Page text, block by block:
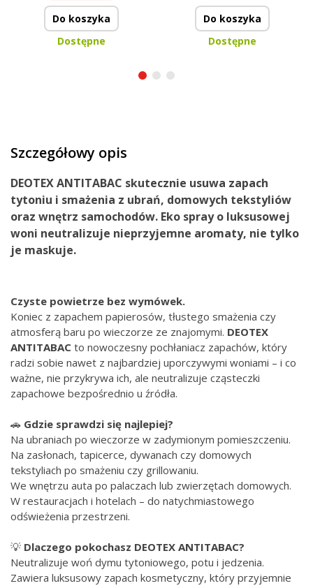
Do koszyka
Dostępne
Do koszyka
Dostępne
Szczegółowy opis
DEOTEX ANTITABAC skutecznie usuwa zapach
tytoniu i smażenia z ubrań, domowych tekstyliów
oraz wnętrz samochodów. Eko spray o luksusowej
woni neutralizuje nieprzyjemne aromaty, nie tylko
je maskuje.
Czyste powietrze bez wymówek.
Koniec z zapachem papierosów, tłustego smażenia czy
atmosferą baru po wieczorze ze znajomymi. DEOTEX
ANTITABAC to nowoczesny pochłaniacz zapachów, który
radzi sobie nawet z najbardziej uporczywymi woniami – i co
ważne, nie przykrywa ich, ale neutralizuje cząsteczki
zapachowe bezpośrednio u źródła.
🚗 Gdzie sprawdzi się najlepiej?
Na ubraniach po wieczorze w zadymionym pomieszczeniu.
Na zasłonach, tapicerce, dywanach czy domowych
tekstyliach po smażeniu czy grillowaniu.
We wnętrzu auta po palaczach lub zwierzętach domowych.
W restauracjach i hotelach – do natychmiastowego
odświeżenia przestrzeni.
💡 Dlaczego pokochasz DEOTEX ANTITABAC?
Neutralizuje woń dymu tytoniowego, potu i jedzenia.
Zawiera luksusowy zapach kosmetyczny, który przyjemnie